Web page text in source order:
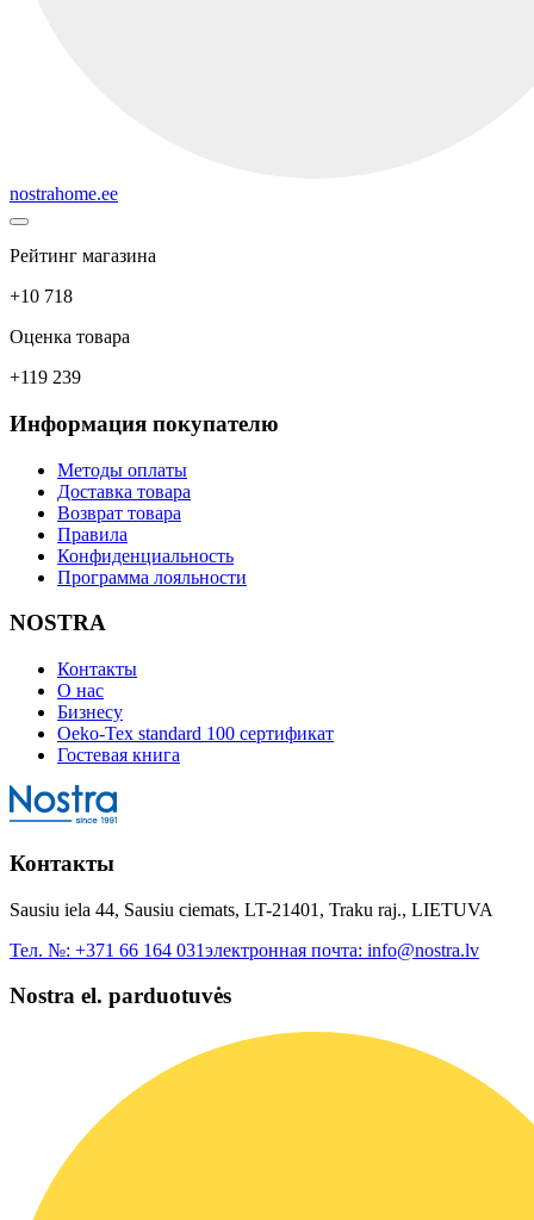
nostrahome.ee
Рейтинг магазина
+10 718
Оценка товара
+119 239
Информация покупателю
Методы оплаты
Доставка товара
Возврат товара
Правила
Конфиденциальность
Программа лояльности
NOSTRA
Контакты
О нас
Бизнесу
Oeko-Tex standard 100 сертификат
Гостевая книга
Контакты
Sausiu iela 44, Sausiu ciemats, LT-21401, Traku raj., LIETUVA
Тел. №: +371 66 164 031электронная почта: info@nostra.lv
Nostra el. parduotuvės